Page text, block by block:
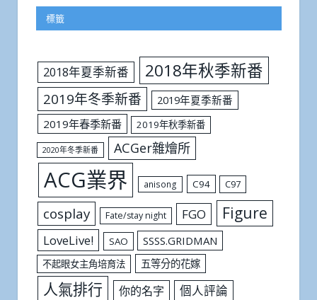
標籤
2018年夏季新番 2018年秋季新番
2019年冬季新番
2019年夏季新番
2019年春季新番
2019年秋季新番
2020年冬季新番 ACGer雜燴所
ACG業界 anisong C94 C97
cosplay Fate/stay night FGO Figure
LoveLive! SAO SSSS.GRIDMAN
不起眼女主角培育法 五等分的花嫁
人氣排行 你的名字 個人評論